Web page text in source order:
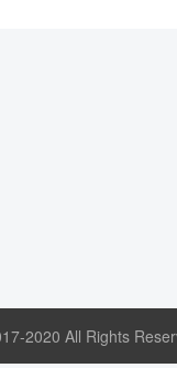
2020 All Rights